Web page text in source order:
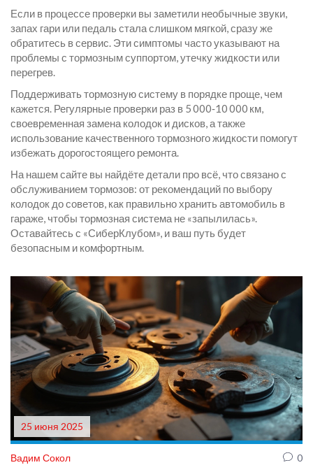
Если в процессе проверки вы заметили необычные звуки,
запах гари или педаль стала слишком мягкой, сразу же
обратитесь в сервис. Эти симптомы часто указывают на
проблемы с тормозным суппортом, утечку жидкости или
перегрев.
Поддерживать тормозную систему в порядке проще, чем
кажется. Регулярные проверки раз в 5 000‑10 000 км,
своевременная замена колодок и дисков, а также
использование качественного тормозного жидкости помогут
избежать дорогостоящего ремонта.
На нашем сайте вы найдёте детали про всё, что связано с
обслуживанием тормозов: от рекомендаций по выбору
колодок до советов, как правильно хранить автомобиль в
гараже, чтобы тормозная система не «запылилась».
Оставайтесь с «СиберКлубом», и ваш путь будет
безопасным и комфортным.
25 июня 2025
Вадим Сокол 0